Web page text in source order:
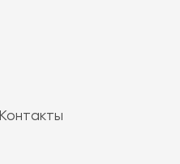
Контакты